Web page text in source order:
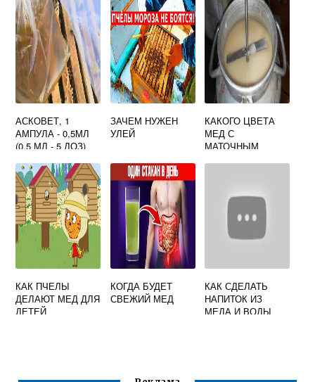
АСКОВЕТ, 1
АМПУЛА - 0,5МЛ
(0,5 МЛ - 5 ДОЗ)
ЗАЧЕМ НУЖЕН
УЛЕЙ
КАКОГО ЦВЕТА
МЕД С
МАТОЧНЫМ
КАК ПЧЕЛЫ
ДЕЛАЮТ МЕД ДЛЯ
ДЕТЕЙ
КОГДА БУДЕТ
СВЕЖИЙ МЕД
КАК СДЕЛАТЬ
НАПИТОК ИЗ
МЕДА И ВОДЫ